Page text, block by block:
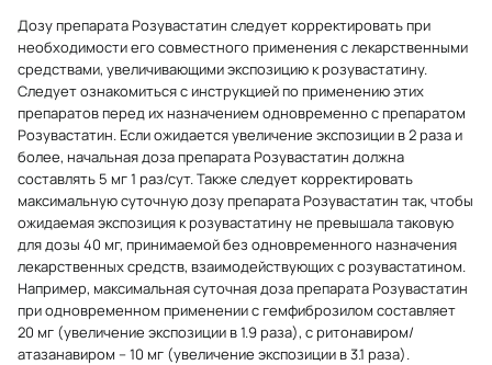
Дозу препарата Розувастатин следует корректировать при
необходимости его совместного применения с лекарственными
средствами, увеличивающими экспозицию к розувастатину.
Следует ознакомиться с инструкцией по применению этих
препаратов перед их назначением одновременно с препаратом
Розувастатин. Если ожидается увеличение экспозиции в 2 раза и
более, начальная доза препарата Розувастатин должна
составлять 5 мг 1 раз/сут. Также следует корректировать
максимальную суточную дозу препарата Розувастатин так, чтобы
ожидаемая экспозиция к розувастатину не превышала таковую
для дозы 40 мг, принимаемой без одновременного назначения
лекарственных средств, взаимодействующих с розувастатином.
Например, максимальная суточная доза препарата Розувастатин
при одновременном применении с гемфиброзилом составляет
20 мг (увеличение экспозиции в 1.9 раза), с ритонавиром/
атазанавиром – 10 мг (увеличение экспозиции в 3.1 раза).